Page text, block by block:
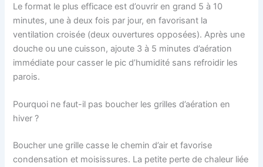
Le format le plus efficace est d’ouvrir en grand 5 à 10
minutes, une à deux fois par jour, en favorisant la
ventilation croisée (deux ouvertures opposées). Après une
douche ou une cuisson, ajoute 3 à 5 minutes d’aération
immédiate pour casser le pic d’humidité sans refroidir les
parois.
Pourquoi ne faut-il pas boucher les grilles d’aération en
hiver ?
Boucher une grille casse le chemin d’air et favorise
condensation et moisissures. La petite perte de chaleur liée